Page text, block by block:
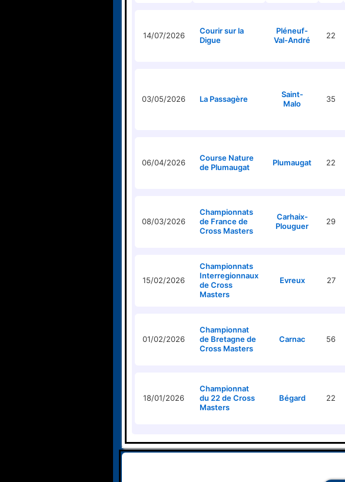
14/07/2026
Courir sur la
Digue
Pléneuf-
Val-André
22
03/05/2026 La Passagère
Saint-
Malo
35
06/04/2026
Course Nature
de Plumaugat
Plumaugat 22
08/03/2026
Championnats
de France de
Cross Masters
Carhaix-
Plouguer
29
15/02/2026
Championnats
Interregionnaux
de Cross
Masters
Evreux 27
01/02/2026
Championnat
de Bretagne de
Cross Masters
Carnac 56
18/01/2026
Championnat
du 22 de Cross
Masters
Bégard 22